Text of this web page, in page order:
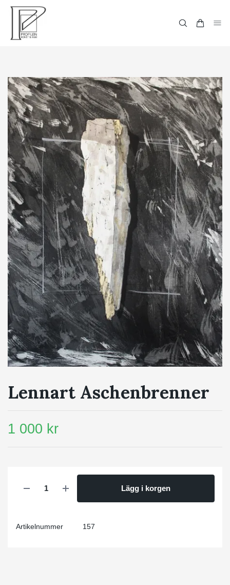
Lennart Aschenbrenner
1 000 kr
Lägg i korgen
Artikelnummer 157